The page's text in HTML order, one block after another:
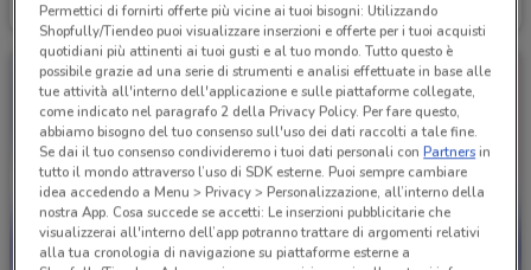
Scade il 30/08 218 m Scade il 06/09
Permettici di fornirti offerte più vicine ai tuoi bisogni: Utilizzando
Shopfully/Tiendeo puoi visualizzare inserzioni e offerte per i tuoi acquisti
quotidiani più attinenti ai tuoi gusti e al tuo mondo. Tutto questo è
possibile grazie ad una serie di strumenti e analisi effettuate in base alle
tue attività all'interno dell'applicazione e sulle piattaforme collegate,
come indicato nel paragrafo 2 della Privacy Policy. Per fare questo,
abbiamo bisogno del tuo consenso sull'uso dei dati raccolti a tale fine.
Se dai il tuo consenso condivideremo i tuoi dati personali conPartnersin
tutto il mondo attraverso l’uso di SDK esterne. Puoi sempre cambiare
idea accedendo a Menu > Privacy > Personalizzazione, all’interno della
nostra App. Cosa succede se accetti: Le inserzioni pubblicitarie che
visualizzerai all'interno dell’app potranno trattare di argomenti relativi
alla tua cronologia di navigazione su piattaforme esterne a